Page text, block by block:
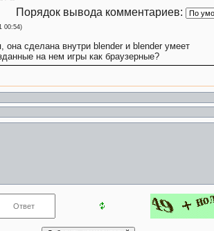
Порядок вывода комментариев:
00:54)
она сделана внутри blender и blender умеет
на нем игры как браузерные?